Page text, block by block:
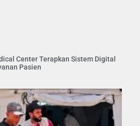
Center Terapkan Sistem Digital
Pasien